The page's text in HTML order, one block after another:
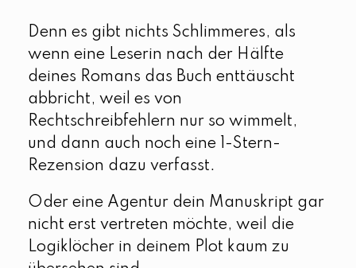
Denn es gibt nichts Schlimmeres, als
wenn eine Leserin nach der Hälfte
deines Romans das Buch enttäuscht
abbricht, weil es von
Rechtschreibfehlern nur so wimmelt,
und dann auch noch eine 1-Stern-
Rezension dazu verfasst.
Oder eine Agentur dein Manuskript gar
nicht erst vertreten möchte, weil die
Logiklöcher in deinem Plot kaum zu